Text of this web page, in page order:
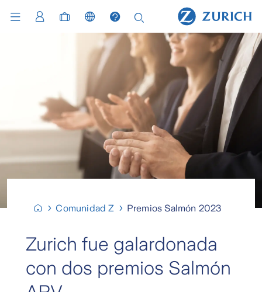
Comunidad Z Premios Salmón 2023
Zurich fue galardonada
con dos premios Salmón